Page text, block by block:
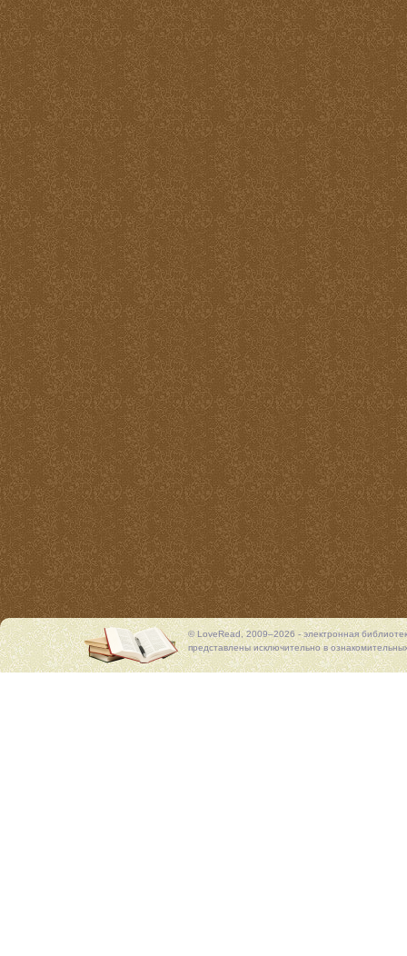
© LoveRead, 2009–2026 - электронная
представлены исключительно в